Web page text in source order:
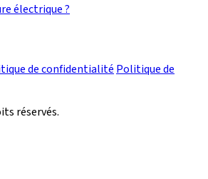
électrique ?
de confidentialité Politique de
réservés.